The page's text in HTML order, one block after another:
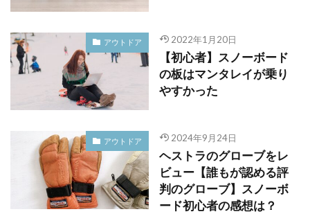
アウトドア 2022年1月20日
【初心者】スノーボード
の板はマンタレイが乗り
やすかった
アウトドア 2024年9月24日
ヘストラのグローブをレ
ビュー【誰もが認める評
判のグローブ】スノーボ
ード初心者の感想は？